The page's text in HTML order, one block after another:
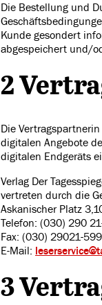
Die Bestellung und
Kunde gesondert
abgespeichert und/
2
Die
digitalen Angebote
digitalen Endgeräts
Verlag Der
vertreten durch die
Askanischer Platz
Telefon: (030) 290
Fax: (030) 29021-599
E-Mail:
3